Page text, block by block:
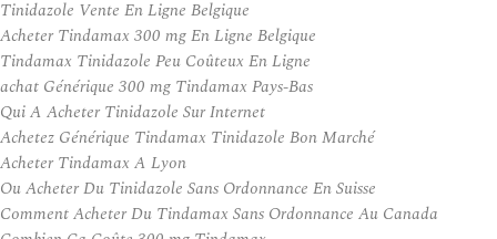
Tinidazole Vente En Ligne Belgique
Acheter Tindamax 300 mg En Ligne Belgique
Tindamax Tinidazole Peu Coûteux En Ligne
achat Générique 300 mg Tindamax Pays-Bas
Qui A Acheter Tinidazole Sur Internet
Achetez Générique Tindamax Tinidazole Bon Marché
Acheter Tindamax A Lyon
Ou Acheter Du Tinidazole Sans Ordonnance En Suisse
Comment Acheter Du Tindamax Sans Ordonnance Au Canada